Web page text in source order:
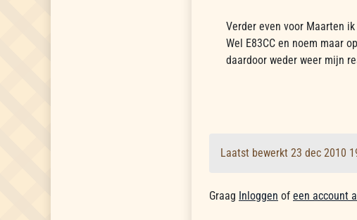
Verder even voor Maarten
Wel E83CC en noem maar
daardoor weder weer mijn
Laatst bewerkt 23 dec 2010
Graag Inloggen of een account